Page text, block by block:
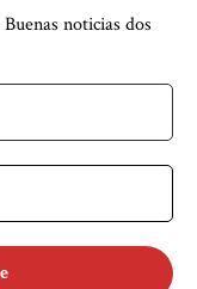
Buenas noticias dos